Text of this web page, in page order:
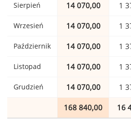
Sierpień 14 070,00 1
Wrzesień 14 070,00 1
Październik 14 070,00 1
Listopad 14 070,00 1
Grudzień 14 070,00 1
168 840,00 16